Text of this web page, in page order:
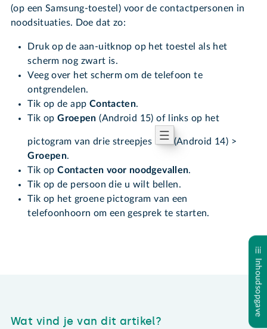
(op een Samsung-toestel) voor de contactpersonen in
noodsituaties. Doe dat zo:
Druk op de aan-uitknop op het toestel als het
scherm nog zwart is.
Veeg over het scherm om de telefoon te
ontgrendelen.
Tik op de app Contacten.
Tik opGroepen (Android 15) of links op het
pictogram van drie streepjes
(Android 14) >
Groepen.
Tik opContacten voor noodgevallen.
Tik op de persoon die u wilt bellen.
Tik op het groene pictogram van een
telefoonhoorn om een gesprek te starten.
Inhoudsopgave
Wat vind je van dit artikel?